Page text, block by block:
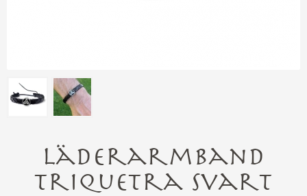
Läderarmband
Triquetra svart